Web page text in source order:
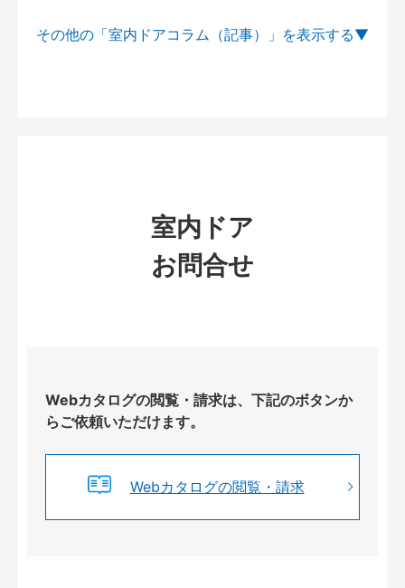
その他の「室内ドアコラム（記事）」を
室内ドア
お問合せ
Webカタログの閲覧・請求は、下記のボタンか
らご依頼いただけます。
Webカタログの閲覧・請求